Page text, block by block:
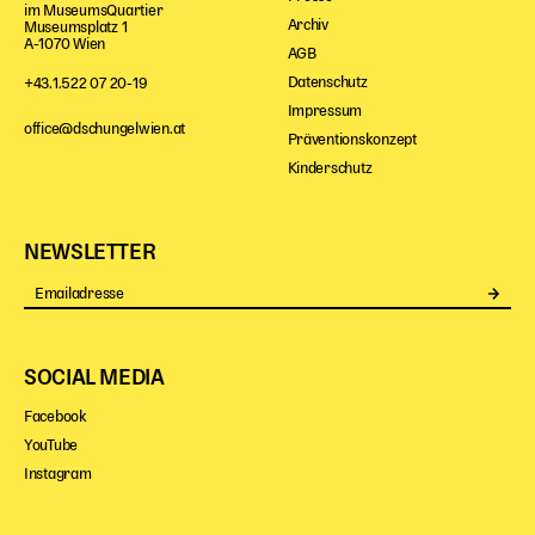
Begleitmaterial
TheaterPaket
Partnerklasse + Partnerschule
PädagogikClub
Open House
Newsletter für pädagogische Institutionen
im MuseumsQuartier
Museumsplatz 1
A-1070 Wien
+43.1.522 07 20-19
office@dschungelwien.at
Archiv
AGB
Datenschutz
Impressum
Präventionskonzept
Kinderschutz
NEWSLETTER
SOCIAL MEDIA
Facebook
YouTube
Instagram